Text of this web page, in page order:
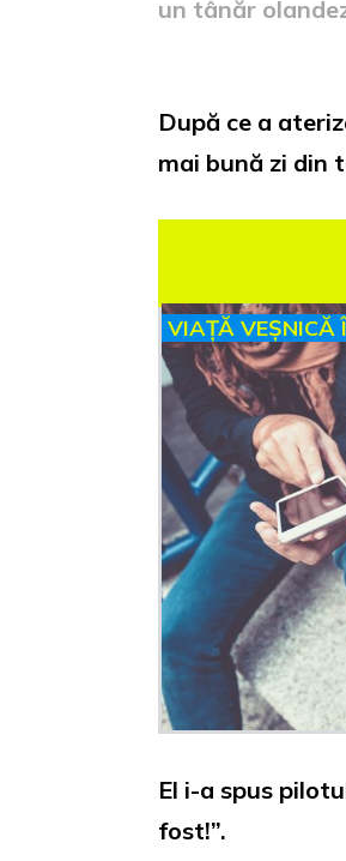
un tânăr
După ce a
mai bună zi din
VIAȚĂ VEȘNICĂ
El i-a spus
fost!”.